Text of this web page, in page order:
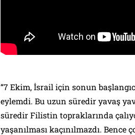
“7 Ekim, İsrail için sonun
eylemdi. Bu uzun süredir yavaş
süredir Filistin topraklarında
yaşanılması kaçınılmazdı.